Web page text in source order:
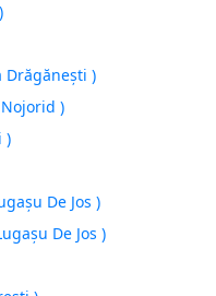
Drăgăneşti )
)
)
De Jos )
De Jos )